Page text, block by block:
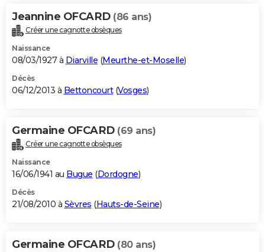
Jeannine OFCARD (86 ans)
Créer une cagnotte obsèques
Naissance
08/03/1927 à Diarville (Meurthe-et-Moselle)
Décès
06/12/2013 à Bettoncourt(Vosges)
Germaine OFCARD (69 ans)
Créer une cagnotte obsèques
Naissance
16/06/1941 au Bugue (Dordogne)
Décès
21/08/2010 à Sèvres (Hauts-de-Seine)
Germaine OFCARD (80 ans)